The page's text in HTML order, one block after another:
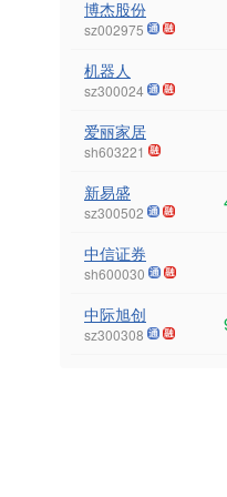
博杰股份
sz002975
机器人
sz300024
爱丽家居
sh603221
新易盛
sz300502
中信证券
sh600030
中际旭创
sz300308